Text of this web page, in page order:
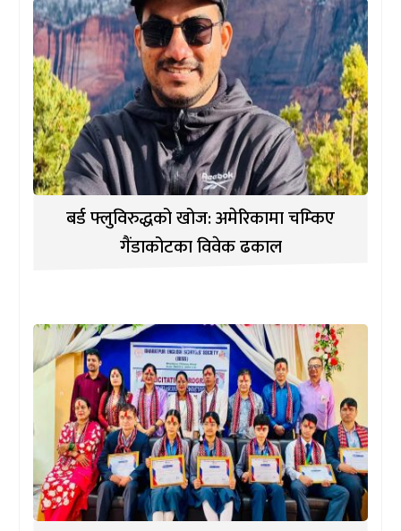
बर्ड फ्लुविरुद्धको खोज: अमेरिकामा चम्किए
गैंडाकोटका विवेक ढकाल